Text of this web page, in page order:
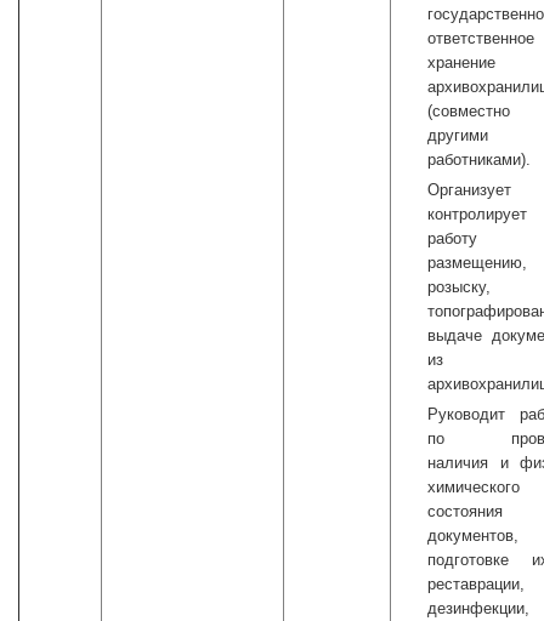
ответственное
другими
работниками).
контролирует
работу
размещению,
розыску,
выдаче
из
Руководит
по
наличия и
химического
состояния
документов,
подготовке
реставрации,
дезинфекции,